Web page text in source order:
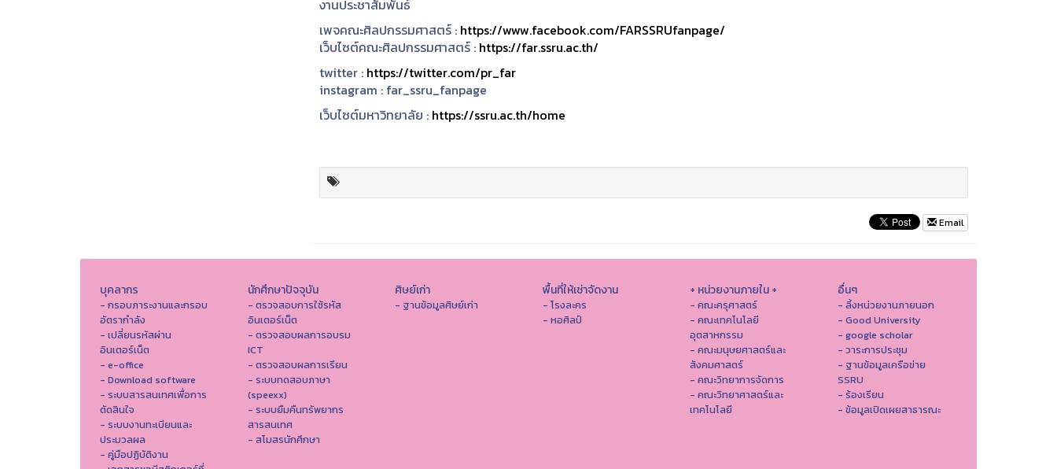
งานประชาสัมพันธ์
เพจคณะศิลปกรรมศาสตร์ : https://www.facebook.com/FARSSRUfanpage/
เว็บไซต์คณะศิลปกรรมศาสตร์ : https://far.ssru.ac.th/
twitter : https://twitter.com/pr_far
instagram : far_ssru_fanpage
เว็บไซต์มหาวิทยาลัย : https://ssru.ac.th/home
Email
บุคลากร
- กรอบภาระงานและกรอบ
อัตรากำลัง
- เปลี่ยนรหัสผ่าน
อินเตอร์เน็ต
- e-office
- Download software
- ระบบสารสนเทศเพื่อการ
ตัดสินใจ
- ระบบงานทะเบียนและ
ประมวลผล
- คู่มือปฏิบัติงาน
นักศึกษาปัจจุบัน
- ตรวจสอบการใช้รหัส
อินเตอร์เน็ต
- ตรวจสอบผลการอบรม
ICT
- ตรวจสอบผลการเรียน
- ระบบทดสอบภาษา
(speexx)
- ระบบยืมคืนทรัพยากร
สารสนเทศ
- สโมสรนักศึกษา
ศิษย์เก่า
- ฐานข้อมูลศิษย์เก่า
พื้นที่ให้เช่าจัดงาน
- โรงละคร
- หอศิลป์
+ หน่วยงานภายใน +
- คณะครุศาสตร์
- คณะเทคโนโลยี
อุตสาหกรรม
- คณะมนุษยศาสตร์และ
สังคมศาสตร์
- คณะวิทยาการจัดการ
- คณะวิทยาศาสตร์และ
เทคโนโลยี
อื่นๆ
- ลิ้งหน่วยงานภายนอก
- Good University
- google scholar
- วาระการประชุม
- ฐานข้อมูลเครือข่าย
SSRU
- ร้องเรียน
- ข้อมูลเปิดเผยสาธารณะ